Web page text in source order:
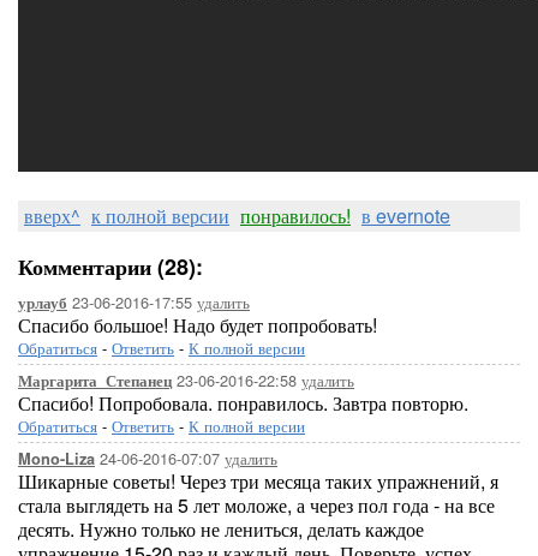
вверх^ к полной версии понравилось! в evernote
Комментарии (28):
урлауб 23-06-2016-17:55 удалить
Спасибо большое! Надо будет попробовать!
Обратиться - Ответить - К полной версии
Маргарита_Степанец 23-06-2016-22:58 удалить
Спасибо! Попробовала. понравилось. Завтра повторю.
Обратиться - Ответить - К полной версии
Mono-Liza 24-06-2016-07:07 удалить
Шикарные советы! Через три месяца таких упражнений, я
стала выглядеть на 5 лет моложе, а через пол года - на все
десять. Нужно только не лениться, делать каждое